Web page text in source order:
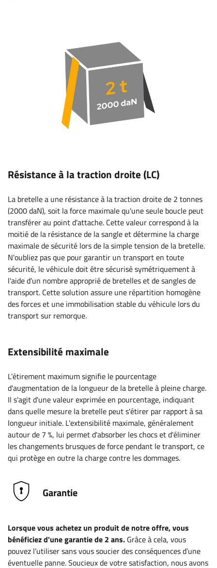
Résistance à la traction droite (LC)
La bretelle a une résistance à la traction droite de 2 tonnes
(2000 daN), soit la force maximale qu'une seule boucle peut
transférer au point d'attache. Cette valeur correspond à la
moitié de la résistance de la sangle et détermine la charge
maximale de sécurité lors de la simple tension de la bretelle.
N'oubliez pas que pour garantir un transport en toute
sécurité, le véhicule doit être sécurisé symétriquement à
l'aide d'un nombre approprié de bretelles et de sangles de
transport. Cette solution assure une répartition homogène
des forces et une immobilisation stable du véhicule lors du
transport sur remorque.
Extensibilité maximale
L'étirement maximum signifie le pourcentage
d'augmentation de la longueur de la bretelle à pleine charge.
Il s'agit d'une valeur exprimée en pourcentage, indiquant
dans quelle mesure la bretelle peut s'étirer par rapport à sa
longueur initiale. L'extensibilité maximale, généralement
autour de 7 %, lui permet d'absorber les chocs et d'éliminer
les changements brusques de force pendant le transport, ce
qui protège en outre la charge contre les dommages.
Garantie
Lorsque vous achetez un produit de notre offre, vous
bénéficiez d'une garantie de 2 ans. Grâce à cela, vous
pouvez l’utiliser sans vous soucier des conséquences d’une
éventuelle panne. Soucieux de votre satisfaction, nous avons